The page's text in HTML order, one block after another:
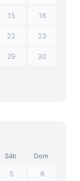
15 16
22 23
29 30
Sáb Dom
5 6